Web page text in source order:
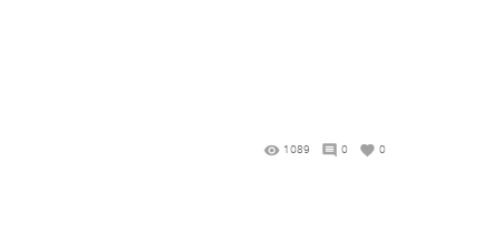
1089 0 0